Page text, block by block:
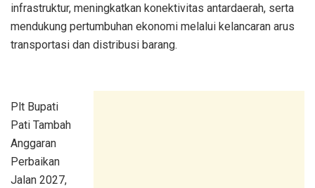
infrastruktur, meningkatkan konektivitas antardaerah, serta
mendukung pertumbuhan ekonomi melalui kelancaran arus
transportasi dan distribusi barang.
Plt Bupati
Pati Tambah
Anggaran
Perbaikan
Jalan 2027,